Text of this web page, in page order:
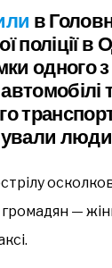
в
поліції в
одного з
люди
—